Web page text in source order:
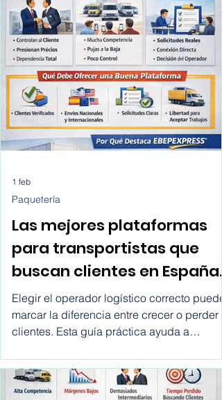
redacción final, incluyendo buenas
prácticas, errores comunes y
recomendaciones para investigadores,
estudiantes de posgrado y académicos.
Las mejores plataformas
para transportistas que
buscan clientes en España,
Chile, México, USA,
Colombia, Argentina, Peru,
etc.
Elegir el operador logístico correcto puede
marcar la diferencia entre crecer o perder
clientes. Esta guía práctica ayuda a
ecommerce y empresas a comparar
transportistas, entender sus opciones y
Paquetería